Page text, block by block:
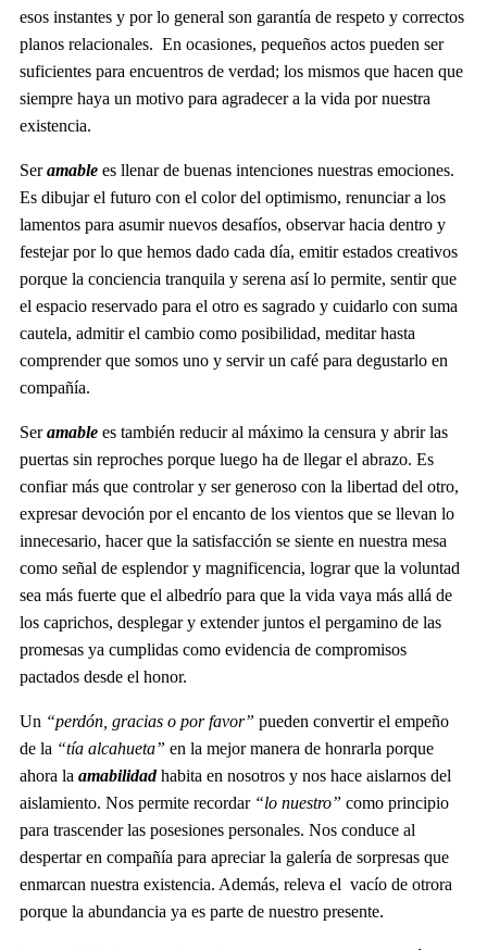
esos instantes y por lo general son garantía de respeto y correctos
planos relacionales. En ocasiones, pequeños actos pueden ser
suficientes para encuentros de verdad; los mismos que hacen que
siempre haya un motivo para agradecer a la vida por nuestra
existencia.
Seramable es llenar de buenas intenciones nuestras emociones.
Es dibujar el futuro con el color del optimismo, renunciar a los
lamentos para asumir nuevos desafíos, observar hacia dentro y
festejar por lo que hemos dado cada día, emitir estados creativos
porque la conciencia tranquila y serena así lo permite, sentir que
el espacio reservado para el otro es sagrado y cuidarlo con suma
cautela, admitir el cambio como posibilidad, meditar hasta
comprender que somos uno y servir un café para degustarlo en
compañía.
Seramable es también reducir al máximo la censura y abrir las
puertas sin reproches porque luego ha de llegar el abrazo. Es
confiar más que controlar y ser generoso con la libertad del otro,
expresar devoción por el encanto de los vientos que se llevan lo
innecesario, hacer que la satisfacción se siente en nuestra mesa
como señal de esplendor y magnificencia, lograr que la voluntad
sea más fuerte que el albedrío para que la vida vaya más allá de
los caprichos, desplegar y extender juntos el pergamino de las
promesas ya cumplidas como evidencia de compromisos
pactados desde el honor.
Un “perdón, gracias o por favor” pueden convertir el empeño
de la “tía alcahueta” en la mejor manera de honrarla porque
ahora la amabilidadhabita en nosotros y nos hace aislarnos del
aislamiento. Nos permite recordar “lo nuestro” como principio
para trascender las posesiones personales. Nos conduce al
despertar en compañía para apreciar la galería de sorpresas que
enmarcan nuestra existencia. Además, releva el vacío de otrora
porque la abundancia ya es parte de nuestro presente.